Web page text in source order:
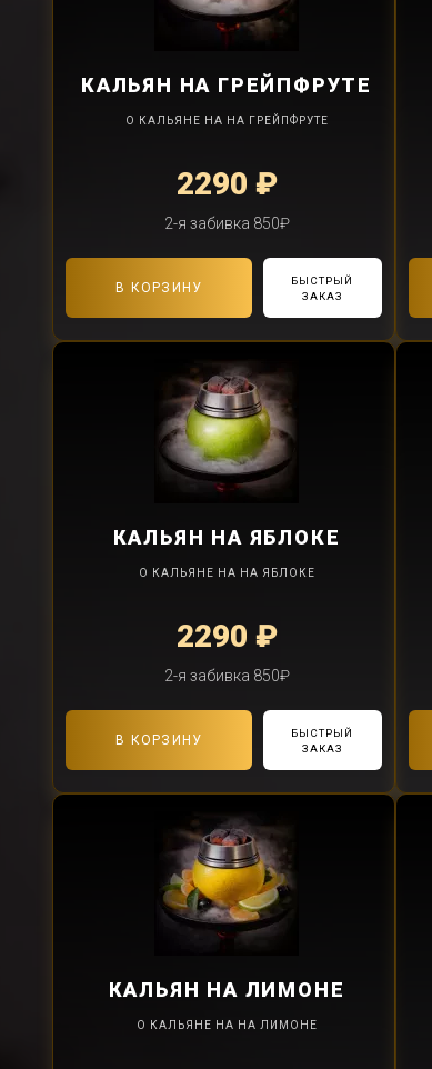
КАЛЬЯН НА ГРЕЙПФРУТЕ
О КАЛЬЯНЕ НА НА ГРЕЙПФРУТЕ
2290 ₽
2-я забивка 850₽
В КОРЗИНУ
БЫСТРЫЙ
ЗАКАЗ
КАЛЬЯН НА ЯБЛОКЕ
О КАЛЬЯНЕ НА НА ЯБЛОКЕ
2290 ₽
2-я забивка 850₽
В КОРЗИНУ
БЫСТРЫЙ
ЗАКАЗ
КАЛЬЯН НА ЛИМОНЕ
О КАЛЬЯНЕ НА НА ЛИМОНЕ